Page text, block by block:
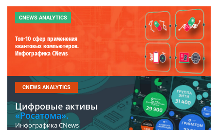
CNEWS ANALYTICS
Топ-10 сфер применения
квантовых компьютеров.
Инфографика CNews
CNEWS ANALYTICS
Цифровые активы
«Росатома».
Инфографика CNews